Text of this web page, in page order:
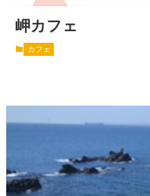
岬カフェ
カフェ